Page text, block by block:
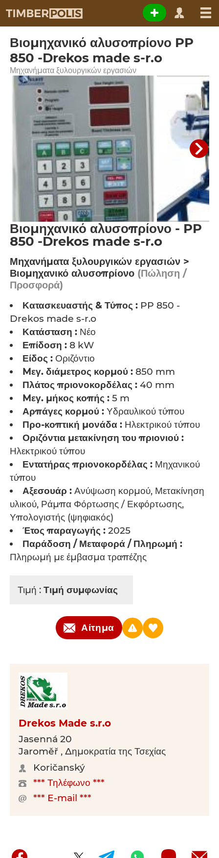
Βιομηχανικό αλυσοπρίονο PP
850 -Drekos made s-r.o
Μηχανήματα ξυλουργικών εργασιών
Βιομηχανικό αλυσοπρίονο - PP
850 -Drekos made s-r.o
Μηχανήματα ξυλουργικών εργασιών >
Βιομηχανικό αλυσοπρίονο (Πώληση /
Προσφορά)
Κατασκευαστής & Τύπος : PP 850 -
Drekos made s-r.o
Κατάσταση : Νέο
Επίδοση : 8 kW
Είδος : Οριζόντιο
Mεγ. διάμετρος κορμού : 850 mm
Πλάτος πριονοκορδέλας : 40 mm
Mεγ. μήκος κοπής : 5 m
Αρπάγες κορμού : Υδραυλικού τύπου
Προ-κοπτική μονάδα : Ηλεκτρικού τύπου
Οριζόντια μετακίνηση του πριονιού :
Ηλεκτρικού τύπου
Εντατήρας πριονοκορδέλας : Μηχανικού
τύπου
Αξεσουάρ : Ανύψωση κορμού, Μετακίνηση
υλικού, Ράμπα Φόρτωσης / Εκφόρτωσης,
Υπολογιστής (ψηφιακός)
Έτος παραγωγής : 2025
Παράδοση / Μεταφορά / Πληρωμή :
Πληρωμή με έμβασμα τραπέζης
Τιμή : Τιμή συμφωνίας
Αίτημα
Drekos Made s.r.o
Jasenná 20
Jaroměř , Δημοκρατία της Τσεχίας
Koričanský
*** Τηλέφωνο ***
*** E-mail ***